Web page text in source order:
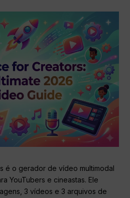
é o gerador de vídeo multimodal
YouTubers e cineastas. Ele
3 vídeos e 3 arquivos de